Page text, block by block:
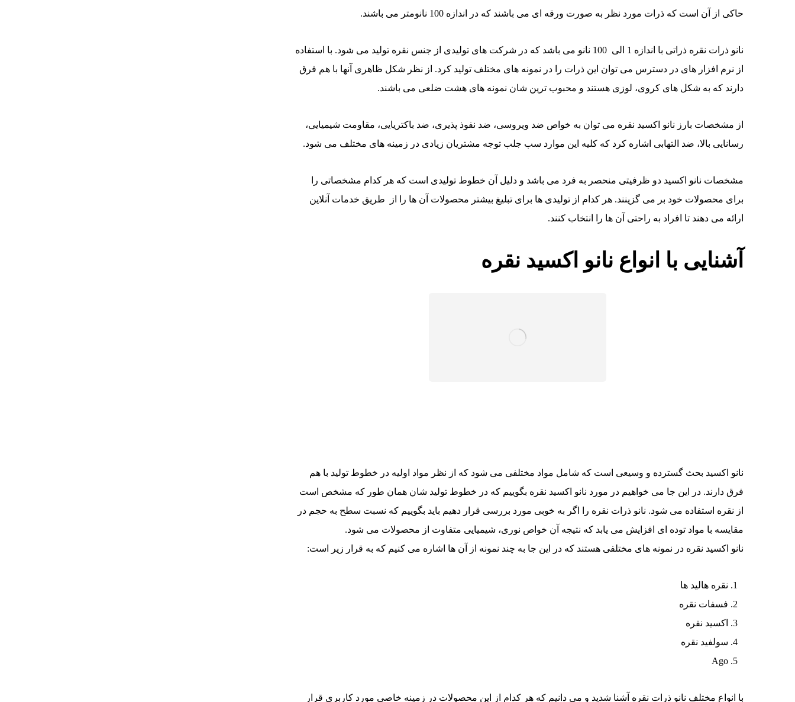
حاکی از آن است که ذرات مورد نظر به صورت ورقه ای می باشند که در اندازه 100 نانومتر می باشند.
نانو ذرات نقره ذراتی با اندازه 1 الی 100 نانو می باشد که در شرکت های تولیدی از جنس نقره تولید می شود. با استفاده
از نرم افزار های در دسترس می توان این ذرات را در نمونه های مختلف تولید کرد. از نظر شکل ظاهری آنها با هم فرق
دارند که به شکل های کروی، لوزی هستند و محبوب ترین شان نمونه های هشت ضلعی می باشند.
از مشخصات بارز نانو اکسید نقره می توان به خواص ضد ویروسی، ضد نفوذ پذیری، ضد باکتریایی، مقاومت شیمیایی،
رسانایی بالا، ضد التهابی اشاره کرد که کلیه این موارد سب جلب توجه مشتریان زیادی در زمینه های مختلف می شود.
مشخصات نانو اکسید دو ظرفیتی منحصر به فرد می باشد و دلیل آن خطوط تولیدی است که هر کدام مشخصاتی را
برای محصولات خود بر می گزینند. هر کدام از تولیدی ها برای تبلیغ بیشتر محصولات آن ها را از طریق خدمات آنلاین
ارائه می دهند تا افراد به راحتی آن ها را انتخاب کنند.
آشنایی با انواع نانو اکسید نقره
نانو اکسید بحث گسترده و وسیعی است که شامل مواد مختلفی می شود که از نظر مواد اولیه در خطوط تولید با هم
فرق دارند. در این جا می خواهیم در مورد نانو اکسید نقره بگوییم که در خطوط تولید شان همان طور که مشخص است
از نقره استفاده می شود. نانو ذرات نقره را اگر به خوبی مورد بررسی قرار دهیم باید بگوییم که نسبت سطح به حجم در
مقایسه با مواد توده ای افزایش می یابد که نتیجه آن خواص نوری، شیمیایی متفاوت از محصولات می شود.
نانو اکسید نقره در نمونه های مختلفی هستند که در این جا به چند نمونه از آن ها اشاره می کنیم که به قرار زیر است:
نقره هالید ها
فسفات نقره
اکسید نقره
سولفید نقره
Ago
با انواع مختلف نانو ذرات نقره آشنا شدید و می دانیم که هر کدام از این محصولات در زمینه خاصی مورد کاربری قرار